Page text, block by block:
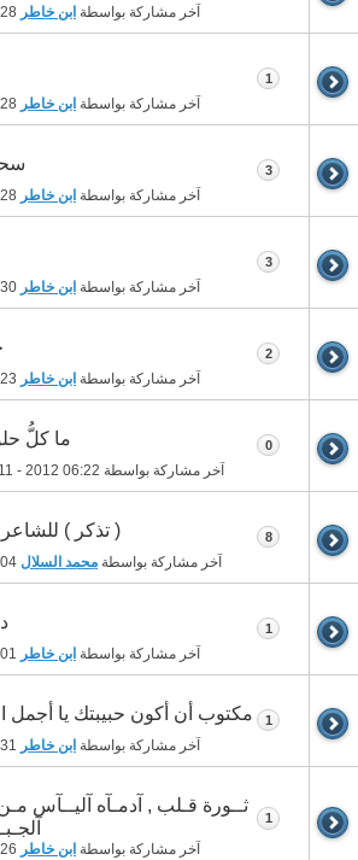
آخر مشاركة بواسطة ابن خاطر
آخر مشاركة بواسطة ابن خاطر
1
آخر مشاركة بواسطة ابن خاطر
3
آخر مشاركة بواسطة ابن خاطر
3
آخر مشاركة بواسطة ابن خاطر
2
ما كلُّ
آخر مشاركة بواسطة - 2012 06:22
0
( تذكر )
آخر مشاركة بواسطة محمد السلال
8
آخر مشاركة بواسطة ابن خاطر
1
مكتوب أن أكون حبيبتك يا أجمل
آخر مشاركة بواسطة ابن خاطر
1
ثــورة قـلب , آدمـآه آليــآس
آخر مشاركة بواسطة ابن خاطر
1